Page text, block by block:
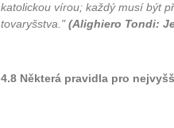
katolickou vírou; každý musí být
tovaryšstva."(Alighiero Tondi:
4.8 Některá pravidla pro